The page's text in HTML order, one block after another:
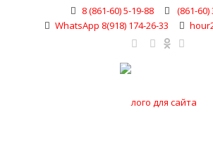
8 (861-60) 5-19-88
(861-60)
WhatsApp 8(918) 174-26-33